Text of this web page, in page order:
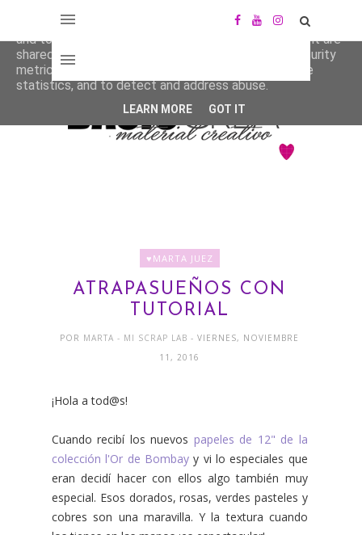
♥MARTA JUEZ
ATRAPASUEÑOS CON
TUTORIAL
POR MARTA - MI SCRAP LAB- VIERNES, NOVIEMBRE
11, 2016
¡Hola a tod@s!
Cuando recibí los nuevos papeles de 12" de la
colección l'Or de Bombay y vi lo especiales que
eran decidí hacer con ellos algo también muy
especial. Esos dorados, rosas, verdes pasteles y
cobres son una maravilla. Y la textura cuando
This site uses cookies from Google to deliver its services
and to analyze traffic. Your IP address and user-agent are
shared with Google along with performance and security
metrics to ensure quality of service, generate usage
statistics, and to detect and address abuse.
LEARN MORE GOT IT